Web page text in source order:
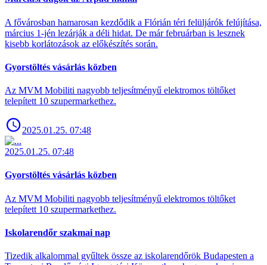
A fővárosban hamarosan kezdődik a Flórián téri felüljárók felújítása,
március 1-jén lezárják a déli hidat. De már februárban is lesznek
kisebb korlátozások az előkészítés során.
Gyorstöltés vásárlás közben
Az MVM Mobiliti nagyobb teljesítményű elektromos töltőket
telepített 10 szupermarkethez.
2025.01.25. 07:48
2025.01.25. 07:48
Gyorstöltés vásárlás közben
Az MVM Mobiliti nagyobb teljesítményű elektromos töltőket
telepített 10 szupermarkethez.
Iskolarendőr szakmai nap
Tizedik alkalommal gyűltek össze az iskolarendőrök Budapesten a